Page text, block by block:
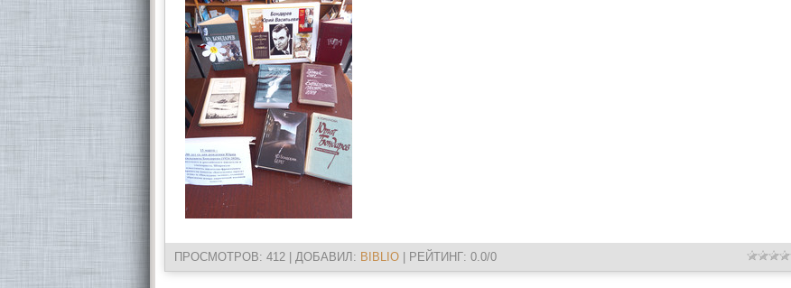
ПРОСМОТРОВ: 412 | ДОБАВИЛ: BIBLIO | РЕЙТИНГ: 0.0/0